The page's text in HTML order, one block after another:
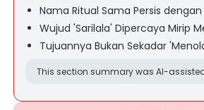
Nama Ritual Sama Persis
Wujud 'Sarilala' Dipercaya Mirip
Tujuannya Bukan Sekadar
This section summary was AI-